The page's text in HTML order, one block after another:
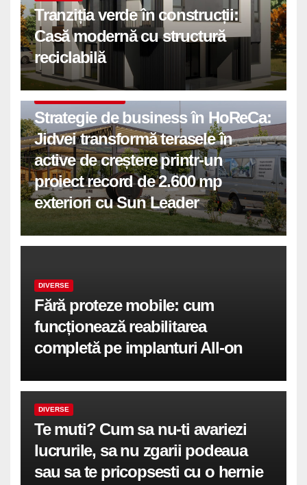
Tranziția verde în construcții:
Casă modernă cu structură
reciclabilă
Strategie de business în HoReCa:
Jidvei transformă terasele în
active de creștere printr-un
proiect record de 2.600 mp
exteriori cu Sun Leader
DIVERSE
Fără proteze mobile: cum
funcționează reabilitarea
completă pe implanturi All-on
DIVERSE
Te muti? Cum sa nu-ti avariezi
lucrurile, sa nu zgarii podeaua
sau sa te pricopsesti cu o hernie